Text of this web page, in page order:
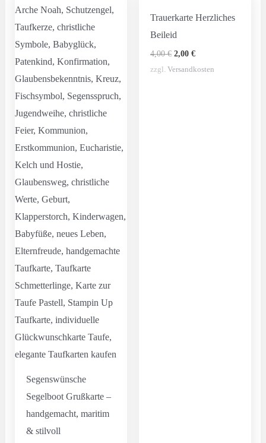
Segenswünsche
Segelboot Grußkarte –
handgemacht, maritim
& stilvoll
Trauerkarte Herzliches
Beileid
4,00€ Ursprünglicher
war:
2,00€Aktueller
ist:
zzgl.Versandkosten